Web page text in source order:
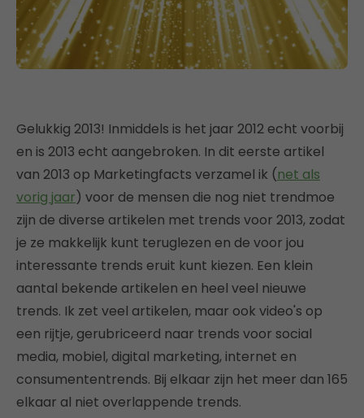
Gelukkig 2013! Inmiddels is het jaar 2012 echt voorbij
en is 2013 echt aangebroken. In dit eerste artikel
van 2013 op Marketingfacts verzamel ik (net als
vorig jaar) voor de mensen die nog niet trendmoe
zijn de diverse artikelen met trends voor 2013, zodat
je ze makkelijk kunt teruglezen en de voor jou
interessante trends eruit kunt kiezen. Een klein
aantal bekende artikelen en heel veel nieuwe
trends. Ik zet veel artikelen, maar ook video's op
een rijtje, gerubriceerd naar trends voor social
media, mobiel, digital marketing, internet en
consumententrends. Bij elkaar zijn het meer dan 165
elkaar al niet overlappende trends.